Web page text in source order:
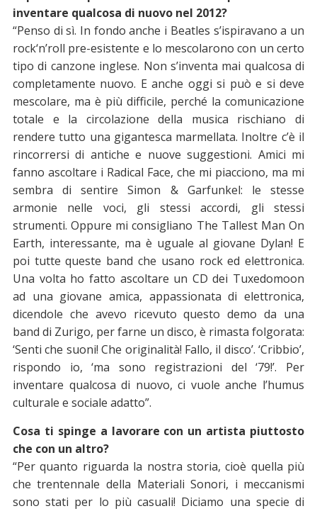
inventare qualcosa di nuovo nel 2012?
“Penso di sì. In fondo anche i Beatles s’ispiravano a un
rock‘n’roll pre-esistente e lo mescolarono con un certo
tipo di canzone inglese. Non s’inventa mai qualcosa di
completamente nuovo. E anche oggi si può e si deve
mescolare, ma è più difficile, perché la comunicazione
totale e la circolazione della musica rischiano di
rendere tutto una gigantesca marmellata. Inoltre c’è il
rincorrersi di antiche e nuove suggestioni. Amici mi
fanno ascoltare i Radical Face, che mi piacciono, ma mi
sembra di sentire Simon & Garfunkel: le stesse
armonie nelle voci, gli stessi accordi, gli stessi
strumenti. Oppure mi consigliano The Tallest Man On
Earth, interessante, ma è uguale al giovane Dylan! E
poi tutte queste band che usano rock ed elettronica.
Una volta ho fatto ascoltare un CD dei Tuxedomoon
ad una giovane amica, appassionata di elettronica,
dicendole che avevo ricevuto questo demo da una
band di Zurigo, per farne un disco, è rimasta folgorata:
‘Senti che suoni! Che originalità! Fallo, il disco’. ‘Cribbio’,
rispondo io, ‘ma sono registrazioni del ‘79!’. Per
inventare qualcosa di nuovo, ci vuole anche l’humus
culturale e sociale adatto”.
Cosa ti spinge a lavorare con un artista piuttosto
che con un altro?
“Per quanto riguarda la nostra storia, cioè quella più
che trentennale della Materiali Sonori, i meccanismi
sono stati per lo più casuali! Diciamo una specie di